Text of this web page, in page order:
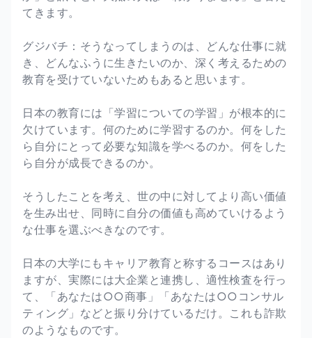
てきます。
グジバチ：そうなってしまうのは、どんな仕事に就
き、どんなふうに生きたいのか、深く考えるための
教育を受けていないためもあると思います。
日本の教育には「学習についての学習」が根本的に
欠けています。何のために学習するのか。何をした
ら自分にとって必要な知識を学べるのか。何をした
ら自分が成長できるのか。
そうしたことを考え、世の中に対してより高い価値
を生み出せ、同時に自分の価値も高めていけるよう
な仕事を選ぶべきなのです。
日本の大学にもキャリア教育と称するコースはあり
ますが、実際には大企業と連携し、適性検査を行っ
て、「あなたは○○商事」「あなたは○○コンサル
ティング」などと振り分けているだけ。これも詐欺
のようなものです。